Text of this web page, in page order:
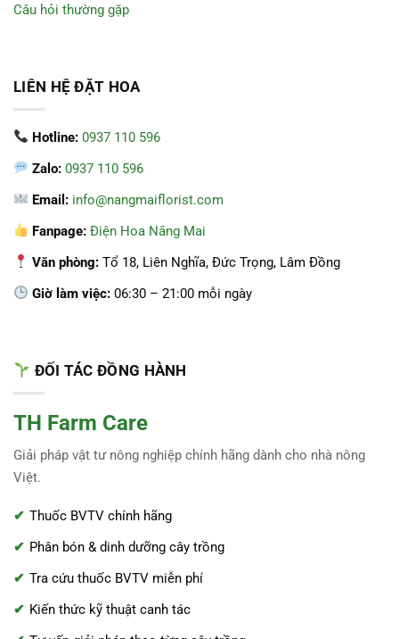
Câu hỏi thường gặp
LIÊN HỆ ĐẶT HOA
Hotline: 0937 110 596
Zalo: 0937 110 596
Email: info@nangmaiflorist.com
Fanpage: Điện Hoa Nắng Mai
Văn phòng: Tổ 18, Liên Nghĩa, Đức Trọng, Lâm Đồng
Giờ làm việc: 06:30 – 21:00 mỗi ngày
ĐỐI TÁC ĐỒNG HÀNH
TH Farm Care
Giải pháp vật tư nông nghiệp chính hãng dành cho nhà nông
Việt.
Thuốc BVTV chính hãng
Phân bón & dinh dưỡng cây trồng
Tra cứu thuốc BVTV miễn phí
Kiến thức kỹ thuật canh tác